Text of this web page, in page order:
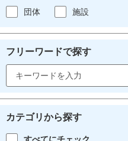
団体 施設
フリーワードで探す
カテゴリから探す